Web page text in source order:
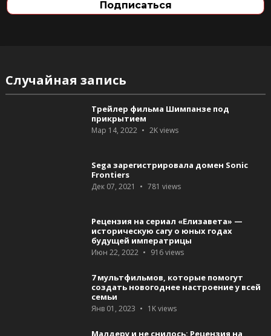
Случайная запись
Трейлер фильма Шимпанзе под
прикрытием
Мар 14, 2022 2Kviews
Sega зарегистрировала домен Sonic
Frontiers
Дек 07, 2021 781 views
Рецензия на сериал «Елизавета» —
историческую сагу о юных годах
будущей императрицы
Июн 22, 2022 916views
7 мультфильмов, которые помогут
создать новогоднее настроение у всей
семьи
Янв 01, 2023 1Kviews
Малдеру и не снилось: Рецензия на